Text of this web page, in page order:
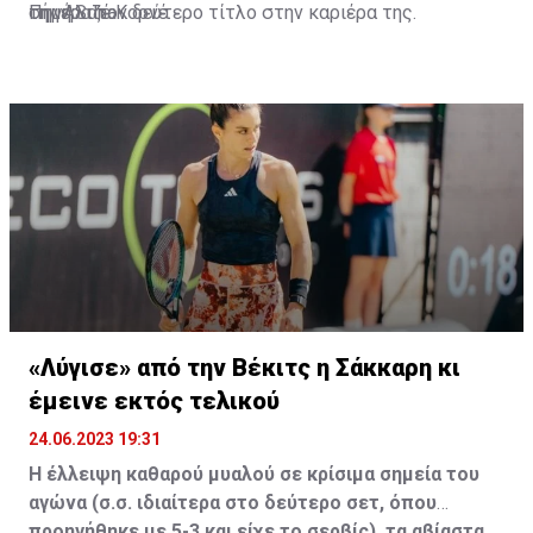
σήμερα τον δεύτερο τίτλο στην καριέρα της.
την Αλιζέ Κορνέ.
Πηγή:Sdna
«Λύγισε» από την Βέκιτς η Σάκκαρη κι
έμεινε εκτός τελικού
24.06.2023 19:31
Η έλλειψη καθαρού μυαλού σε κρίσιμα σημεία του
αγώνα (σ.σ. ιδιαίτερα στο δεύτερο σετ, όπου